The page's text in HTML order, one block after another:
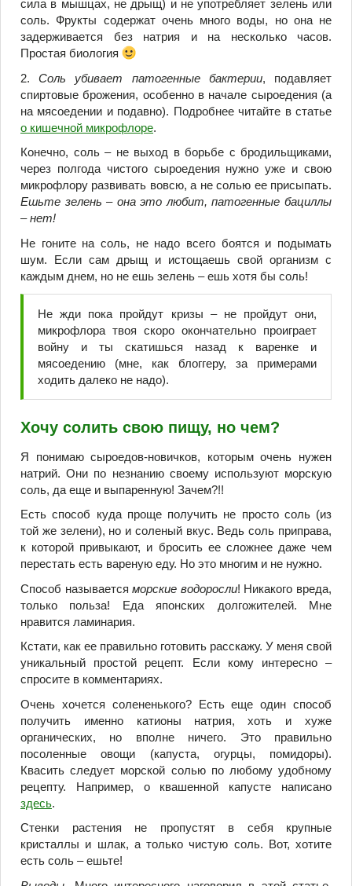
сила в мышцах, не дрыщ) и не употребляет зелень или
соль. Фрукты содержат очень много воды, но она не
задерживается без натрия и на несколько часов.
Простая биология
2.Соль убивает патогенные бактерии, подавляет
спиртовые брожения, особенно в начале сыроедения (а
на мясоедении и подавно). Подробнее читайте в статье
о кишечной микрофлоре.
Конечно, соль – не выход в борьбе с бродильщиками,
через полгода чистого сыроедения нужно уже и свою
микрофлору развивать вовсю, а не солью ее присыпать.
Ешьте зелень – она это любит, патогенные бациллы
– нет!
Не гоните на соль, не надо всего боятся и подымать
шум. Если сам дрыщ и истощаешь свой организм с
каждым днем, но не ешь зелень – ешь хотя бы соль!
Не жди пока пройдут кризы – не пройдут они,
микрофлора твоя скоро окончательно проиграет
войну и ты скатишься назад к варенке и
мясоедению (мне, как блоггеру, за примерами
ходить далеко не надо).
Хочу солить свою пищу, но чем?
Я понимаю сыроедов-новичков, которым очень нужен
натрий. Они по незнанию своему используют морскую
соль, да еще и выпаренную! Зачем?!!
Есть способ куда проще получить не просто соль (из
той же зелени), но и соленый вкус. Ведь соль приправа,
к которой привыкают, и бросить ее сложнее даже чем
перестать есть вареную еду. Но это многим и не нужно.
Способ называетсяморские водоросли! Никакого вреда,
только польза! Еда японских долгожителей. Мне
нравится ламинария.
Кстати, как ее правильно готовить расскажу. У меня свой
уникальный простой рецепт. Если кому интересно –
спросите в комментариях.
Очень хочется солененького? Есть еще один способ
получить именно катионы натрия, хоть и хуже
органических, но вполне ничего. Это правильно
посоленные овощи (капуста, огурцы, помидоры).
Квасить следует морской солью по любому удобному
рецепту. Например, о квашенной капусте написано
здесь.
Стенки растения не пропустят в себя крупные
кристаллы и шлак, а только чистую соль. Вот, хотите
есть соль – ешьте!